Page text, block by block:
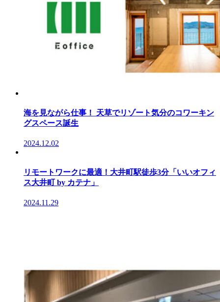
海を見ながら仕事！ 天草でリゾート気分のコワーキン
グスペース誕生
2024.12.02
リモートワークに最適！大井町駅徒歩3分「いいオフィ
ス大井町 by カテナ」
2024.11.29